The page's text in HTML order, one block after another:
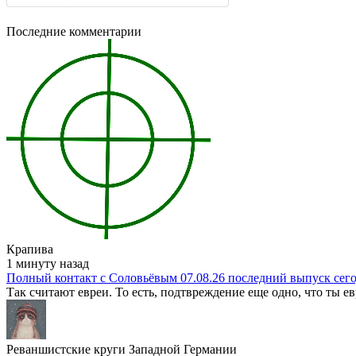
Последние комментарии
Крапива
1 минуту назад
Полный контакт с Соловьёвым 07.08.26 последний выпуск
Так считают евреи. То есть, подтвреждение еще одно, что ты
Реваншистские круги Западной Германии